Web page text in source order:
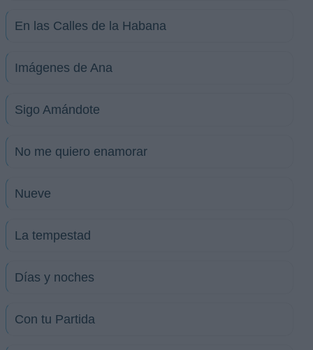
En las Calles de la Habana
Imágenes de Ana
Sigo Amándote
No me quiero enamorar
Nueve
La tempestad
Días y noches
Con tu Partida